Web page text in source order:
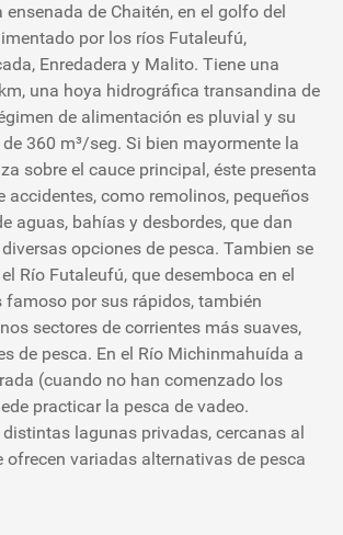
ensenada de Chaitén, en el golfo del
por los ríos Futaleufú,
Enredadera y Malito. Tiene una
una hoya hidrográfica transandina de
de alimentación es pluvial y su
360 m³/seg. Si bien mayormente la
sobre el cauce principal, éste presenta
accidentes, como remolinos, pequeños
aguas, bahías y desbordes, que dan
opciones de pesca. Tambien se
Río Futaleufú, que desemboca en el
famoso por sus rápidos, también
sectores de corrientes más suaves,
de pesca. En el Río Michinmahuída a
(cuando no han comenzado los
practicar la pesca de vadeo.
lagunas privadas, cercanas al
ofrecen variadas alternativas de pesca